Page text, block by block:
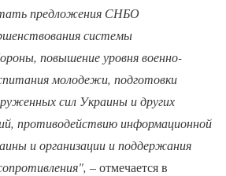
предложения СНБО
системы
повышение уровня военно-
молодежи, подготовки
сил Украины и других
противодействию информационной
и организации и поддержания
– отмечается в